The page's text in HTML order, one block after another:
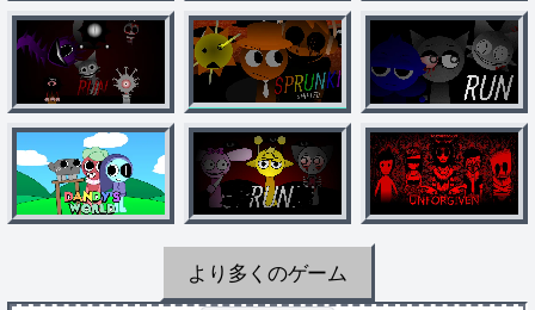
より多くのゲーム